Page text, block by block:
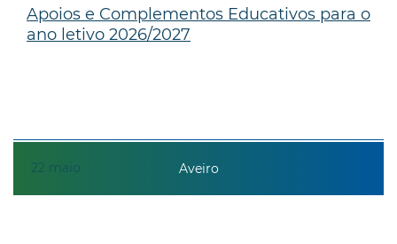
22 maio
Apoios e Complementos Educativos para o
ano letivo 2026/2027
Aveiro